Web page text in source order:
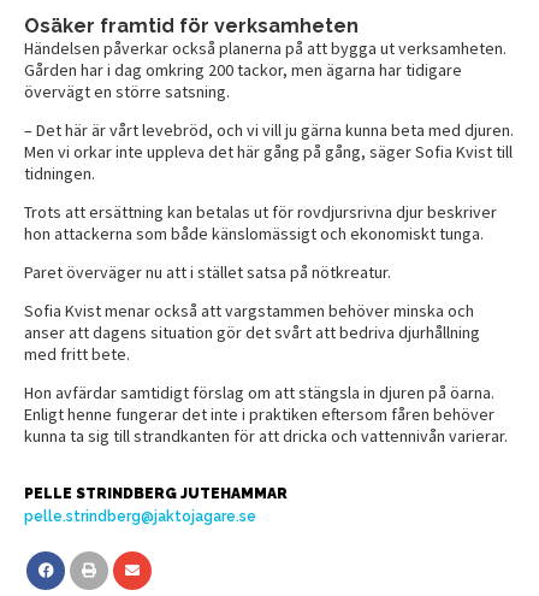
Osäker framtid för verksamheten
Händelsen påverkar också planerna på att bygga ut verksamheten.
Gården har i dag omkring 200 tackor, men ägarna har tidigare
övervägt en större satsning.
– Det här är vårt levebröd, och vi vill ju gärna kunna beta med djuren.
Men vi orkar inte uppleva det här gång på gång, säger Sofia Kvist till
tidningen.
Trots att ersättning kan betalas ut för rovdjursrivna djur beskriver
hon attackerna som både känslomässigt och ekonomiskt tunga.
Paret överväger nu att i stället satsa på nötkreatur.
Sofia Kvist menar också att vargstammen behöver minska och
anser att dagens situation gör det svårt att bedriva djurhållning
med fritt bete.
Hon avfärdar samtidigt förslag om att stängsla in djuren på öarna.
Enligt henne fungerar det inte i praktiken eftersom fåren behöver
kunna ta sig till strandkanten för att dricka och vattennivån varierar.
PELLE STRINDBERG JUTEHAMMAR
pelle.strindberg@jaktojagare.se